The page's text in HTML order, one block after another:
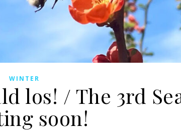
WINTER
los! / The 3rd
soon!